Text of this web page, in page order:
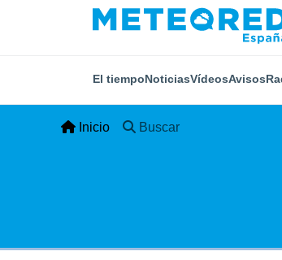
El tiempoNoticiasVídeosAvisos
Inicio Buscar